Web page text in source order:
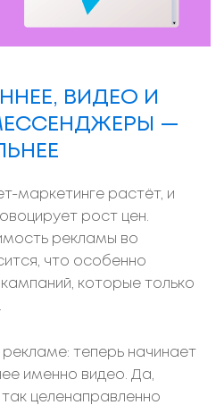
ВИДЕО И
—
маркетинге растёт, и
рост цен.
рекламы во
что особенно
которые только
теперь начинает
именно видео. Да,
целенаправленно